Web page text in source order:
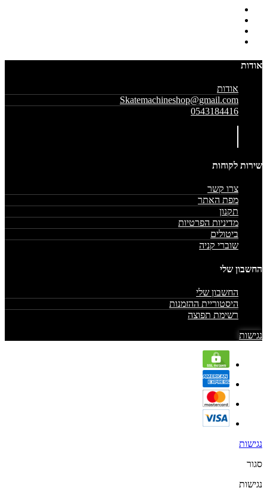
אודות
אודות
Skatemachineshop@gmail.com
0543184416
שירות לקוחות
צרו קשר
מפת האתר
תקנון
מדיניות הפרטיות
ביטולים
שוברי קניה
החשבון שלי
החשבון שלי
היסטוריית ההזמנות
רשימת תפוצה
נגישות
נגישות
סגור
נגישות